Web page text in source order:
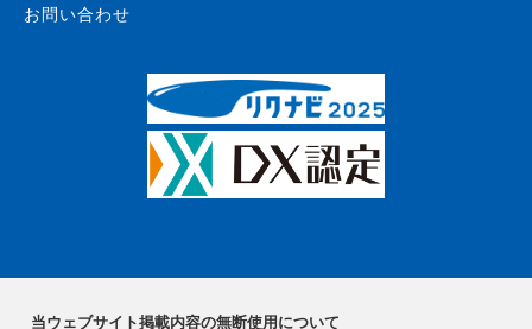
お問い合わせ
当ウェブサイト掲載内容の無断使用について